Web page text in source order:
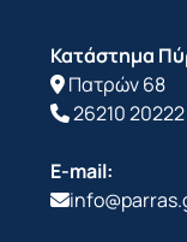
Κατάστημα
Πατρών 68
26210 20222
E-mail: